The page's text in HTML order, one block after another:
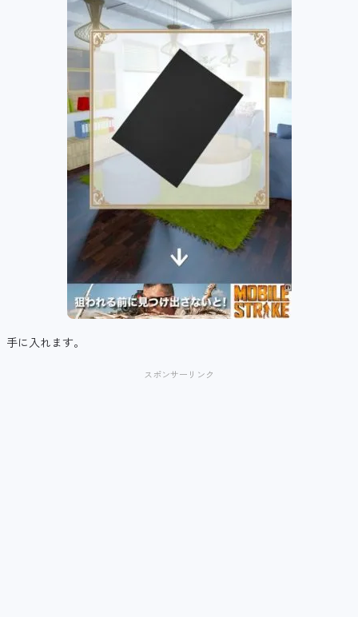
手に入れます。
スポンサーリンク